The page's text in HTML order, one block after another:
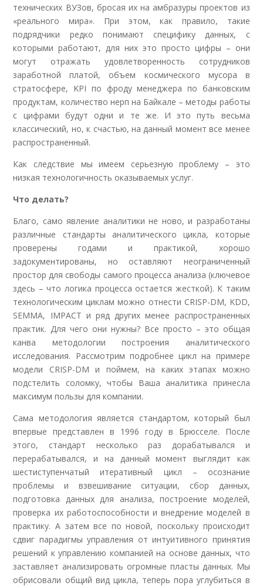
технических ВУЗов, бросая их на амбразуры проектов из
«реального мира». При этом, как правило, такие
подрядчики редко понимают специфику данных, с
которыми работают, для них это просто цифры – они
могут отражать удовлетворенность сотрудников
заработной платой, объем космического мусора в
стратосфере, KPI по фроду менеджера по банковским
продуктам, количество нерп на Байкале – методы работы
с цифрами будут одни и те же. И это путь весьма
классический, но, к счастью, на данный момент все менее
распространенный.
Как следствие мы имеем серьезную проблему – это
низкая технологичность оказываемых услуг.
Что делать?
Благо, само явление аналитики не ново, и разработаны
различные стандарты аналитического цикла, которые
проверены годами и практикой, хорошо
задокументированы, но оставляют неограниченный
простор для свободы самого процесса анализа (ключевое
здесь – что логика процесса остается жесткой). К таким
технологическим циклам можно отнести CRISP-DM, KDD,
SEMMA, IMPACT и ряд других менее распространенных
практик. Для чего они нужны? Все просто – это общая
канва методологии построения аналитического
исследования. Рассмотрим подробнее цикл на примере
модели CRISP-DM и поймем, на каких этапах можно
подстелить соломку, чтобы Ваша аналитика принесла
максимум пользы для компании.
Сама методология является стандартом, который был
впервые представлен в 1996 году в Брюсселе. После
этого, стандарт несколько раз дорабатывался и
перерабатывался, и на данный момент выглядит как
шестиступенчатый итеративный цикл – осознание
проблемы и взвешивание ситуации, сбор данных,
подготовка данных для анализа, построение моделей,
проверка их работоспособности и внедрение моделей в
практику. А затем все по новой, поскольку происходит
сдвиг парадигмы управления от интуитивного принятия
решений к управлению компанией на основе данных, что
заставляет анализировать огромные пласты данных. Мы
обрисовали общий вид цикла, теперь пора углубиться в